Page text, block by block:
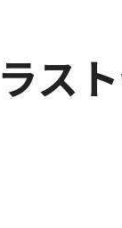
ス